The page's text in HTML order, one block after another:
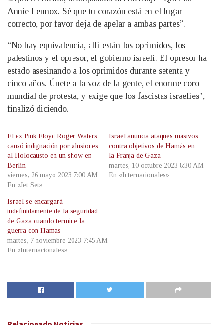
Annie Lennox. Sé que tu corazón está en el lugar
correcto, por favor deja de apelar a ambas partes”.
“No hay equivalencia, allí están los oprimidos, los
palestinos y el opresor, el gobierno israelí. El opresor ha
estado asesinando a los oprimidos durante setenta y
cinco años. Únete a la voz de la gente, el enorme coro
mundial de protesta, y exige que los fascistas israelíes”,
finalizó diciendo.
El ex Pink Floyd Roger Waters
causó indignación por alusiones
al Holocausto en un show en
Berlín
viernes, 26 mayo 2023 7:00 AM
En «Jet Set»
Israel anuncia ataques masivos
contra objetivos de Hamás en
la Franja de Gaza
martes, 10 octubre 2023 8:30 AM
En «Internacionales»
Israel se encargará
indefinidamente de la seguridad
de Gaza cuando termine la
guerra con Hamas
martes, 7 noviembre 2023 7:45 AM
En «Internacionales»